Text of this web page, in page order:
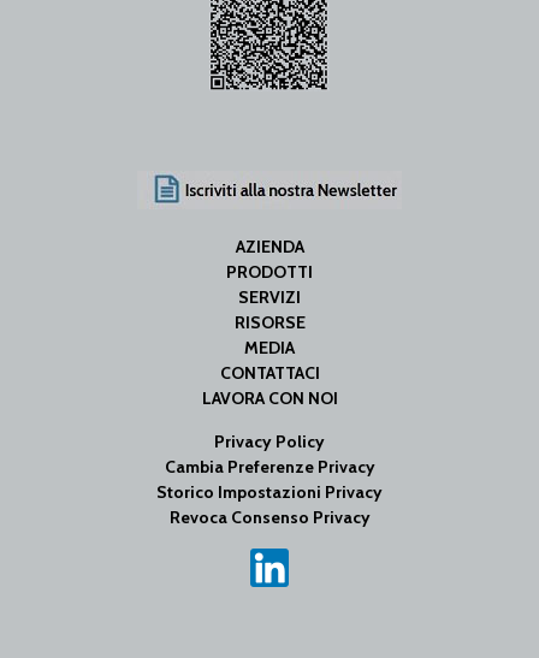
AZIENDA
PRODOTTI
SERVIZI
RISORSE
MEDIA
CONTATTACI
LAVORA CON NOI
Privacy Policy
Cambia Preferenze Privacy
Storico Impostazioni Privacy
Revoca Consenso Privacy